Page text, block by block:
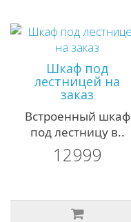
Шкаф под
лестницей на
заказ
Встроенный шкаф
под лестницу в..
12999